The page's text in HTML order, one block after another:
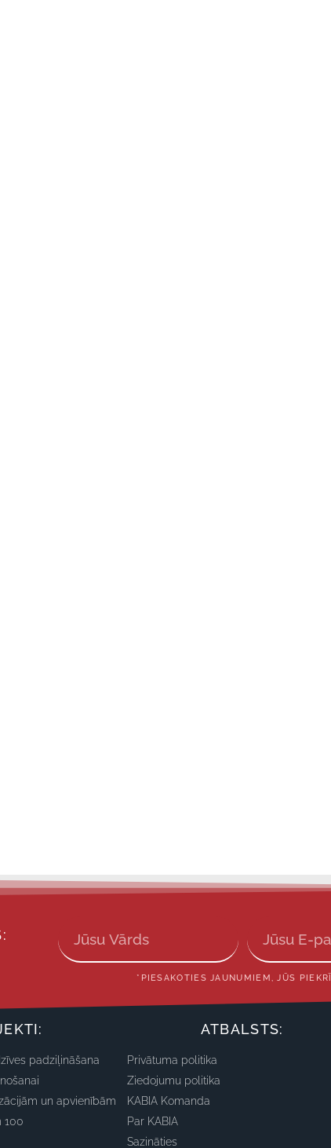
*PIESAKOTIES JAUNUMIEM, JŪS
padziļināšana
un apvienībām
100
ATBALSTS:
Privātuma politika
Ziedojumu politika
KABIA Komanda
Par KABIA
Sazināties